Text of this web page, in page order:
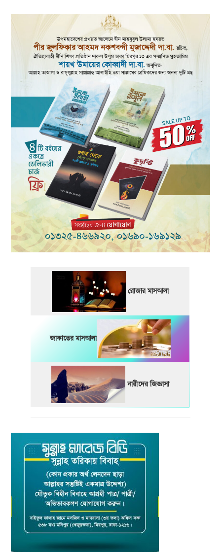
রোজার মাসআলা
জাকাতের মাসআলা
নারীদের জিজ্ঞাসা